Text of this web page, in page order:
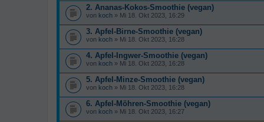
2. Ananas-Kokos-Smoothie (vegan)
von koch » Mi 18. Okt 2023, 16:29
3. Apfel-Birne-Smoothie (vegan)
von koch » Mi 18. Okt 2023, 16:28
4. Apfel-Ingwer-Smoothie (vegan)
von koch » Mi 18. Okt 2023, 16:28
5. Apfel-Minze-Smoothie (vegan)
von koch » Mi 18. Okt 2023, 16:28
6. Apfel-Möhren-Smoothie (vegan)
von koch » Mi 18. Okt 2023, 16:27